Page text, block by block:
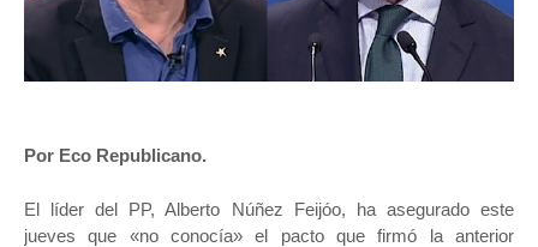
Por Eco Republicano.
El líder del PP, Alberto Núñez Feijóo, ha asegurado este
jueves que «no conocía» el pacto que firmó la anterior